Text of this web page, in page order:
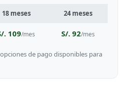
18 meses 24 meses
. 109/mes S/. 92/mes
de pago disponibles para